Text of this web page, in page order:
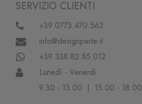
SERVIZIO CLIENTI
+39 0773.470.562
info@designperte.it
+39 338.82.85.012
Lunedì - Venerdì
9.30 - 13.00 | 15.00 - 18.00